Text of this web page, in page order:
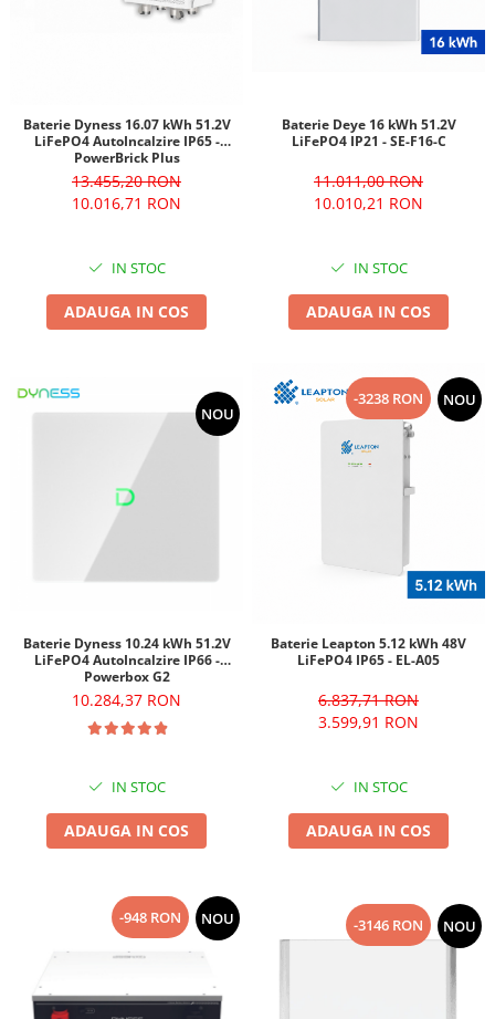
Baterie Dyness 16.07 kWh 51.2V
LiFePO4 AutoIncalzire IP65 -
PowerBrick Plus
13.455,20 RON
10.016,71 RON
IN STOC
ADAUGA IN COS
Baterie Deye 16 kWh 51.2V
LiFePO4 IP21 - SE-F16-C
11.011,00 RON
10.010,21 RON
IN STOC
ADAUGA IN COS
NOU
Baterie Dyness 10.24 kWh 51.2V
LiFePO4 AutoIncalzire IP66 -
Powerbox G2
10.284,37 RON
IN STOC
ADAUGA IN COS
-3238 RON NOU
Baterie Leapton 5.12 kWh 48V
LiFePO4 IP65 - EL-A05
6.837,71 RON
3.599,91 RON
IN STOC
ADAUGA IN COS
-948 RON NOU -3146 RON NOU